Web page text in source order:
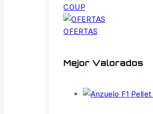
COUP
OFERTAS
Mejor Valorados